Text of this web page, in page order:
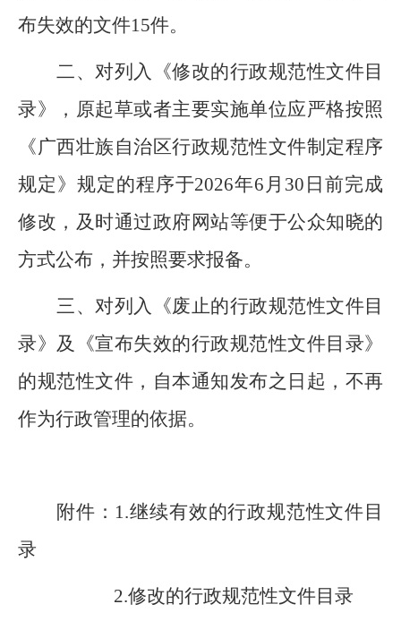
布失效的文件15件。
二、对列入
《修改的行政规范性文件目
录》，原起草或者主要实施单位应严格按照
《广西壮族自治区行政规范性文件制定程序
规定》规定的程序于2026年6 月 30 日前完成
修改，及时通过政府网站等便于公众知晓的
方式公布，并按照要求报备。
三、对列入《废止的行政规范性文件目
录》及《宣布失效的行政规范性文件目录》
的规范性文件，自本通知发布之日起，不再
作为行政管理的依据。
附件： 1.继续有效的行政规范性文件目
录
2.修改的行政规范性文件目录